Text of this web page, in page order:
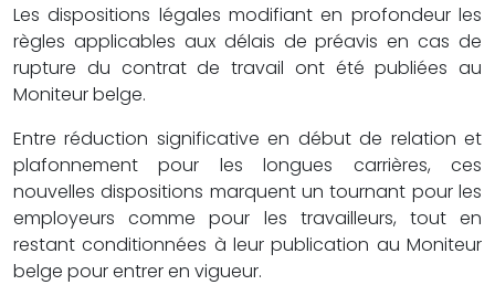
Les dispositions légales modifiant en profondeur les
règles applicables aux délais de préavis en cas de
rupture du contrat de travail ont été publiées au
Moniteur belge.
Entre réduction significative en début de relation et
plafonnement pour les longues carrières, ces
nouvelles dispositions marquent un tournant pour les
employeurs comme pour les travailleurs, tout en
restant conditionnées à leur publication au Moniteur
belge pour entrer en vigueur.